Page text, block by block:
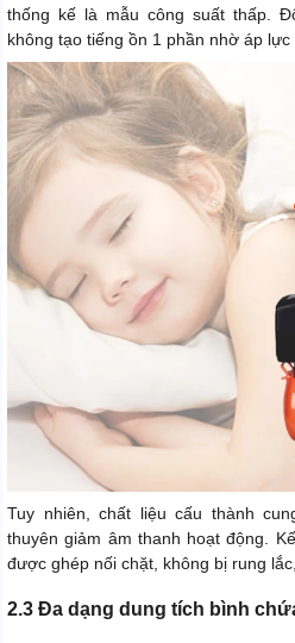
thống kế là mẫu công suất thấp.
không tạo tiếng ồn 1 phần nhờ áp lực
Tuy nhiên, chất liệu cấu thành
thuyên giảm âm thanh hoạt động.
được ghép nối chặt, không bị rung
2.3 Đa dạng dung tích bình